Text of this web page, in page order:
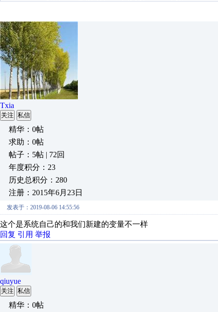
Txia
关注 私信
精华：0帖
求助：0帖
帖子：5帖 | 72回
年度积分：23
历史总积分：280
注册：2015年6月23日
发表于：2019-08-06 14:55:56
这个是系统自己的和我们新建的变量不一样
回复 引用 举报
qiuyue
关注 私信
精华：0帖